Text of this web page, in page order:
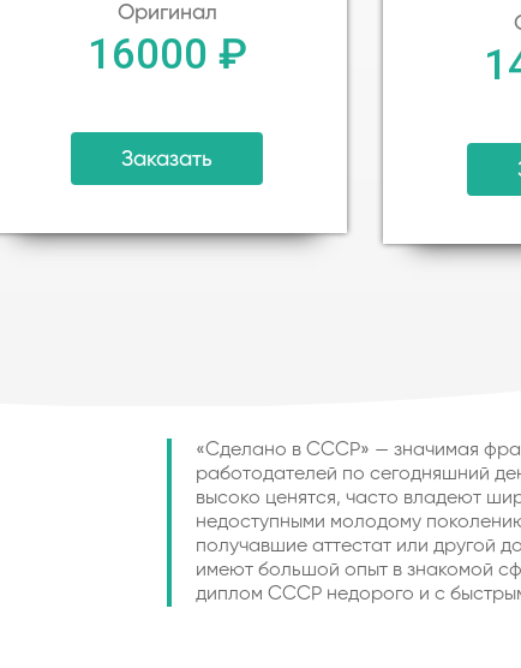
Оригинал
16000 ₽
Заказать
«Сделано в СССР» — значимая
работодателей по сегодняшний
высоко ценятся, часто владеют
недоступными молодому
получавшие аттестат или другой
имеют большой опыт в знакомой
диплом СССР недорого и с